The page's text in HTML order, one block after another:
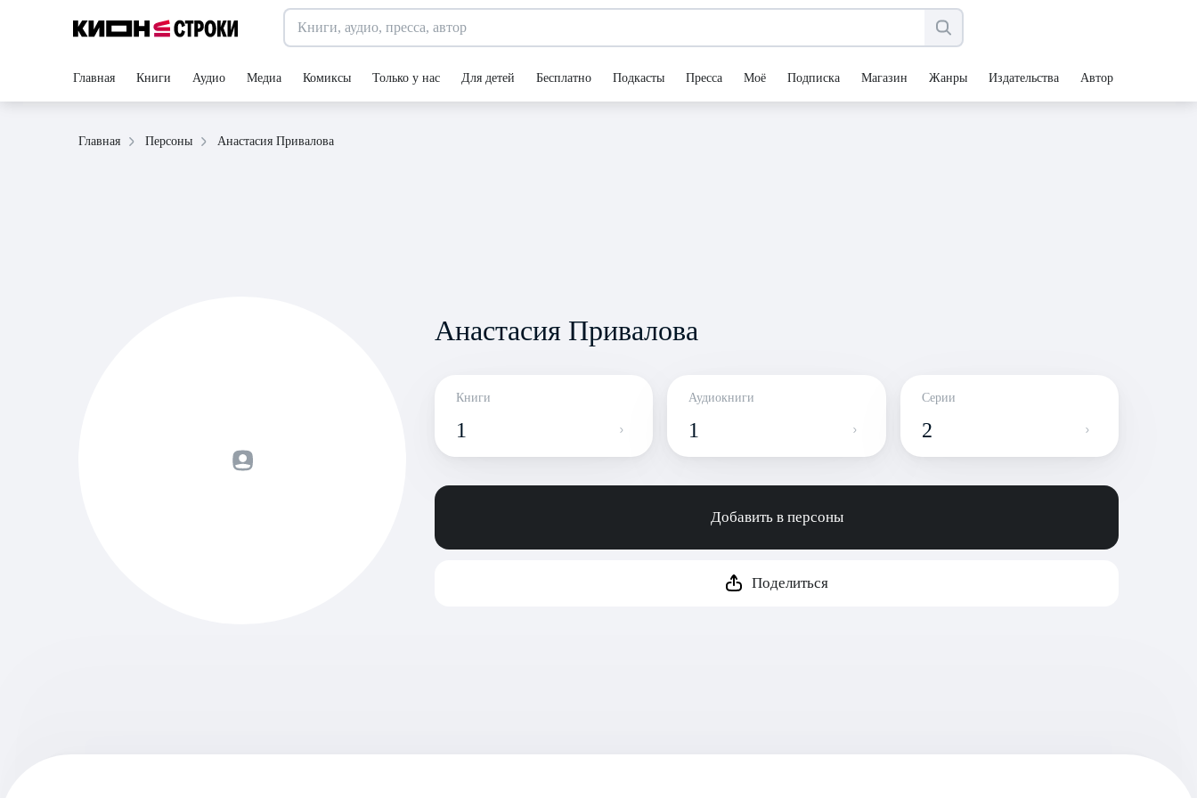
Главная Книги Аудио Медиа Комиксы Только у нас Для детей Бесплатно Подкасты Пресса Моё Подписка Магазин Жанры Издательства Авторы
Главная Персоны Анастасия Привалова
Анастасия Привалова
Книги
1
Аудиокниги
1
Серии
2
Добавить в персоны
Поделиться